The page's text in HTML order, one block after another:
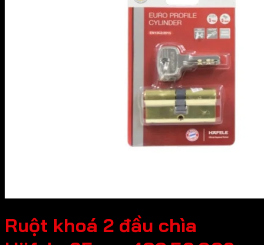
Ruột khoá 2 đầu chìa